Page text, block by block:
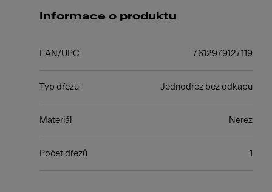
Informace o produktu
EAN/UPC 7612979127119
Typ dřezu Jednodřez bez odkapu
Materiál Nerez
Počet dřezů 1